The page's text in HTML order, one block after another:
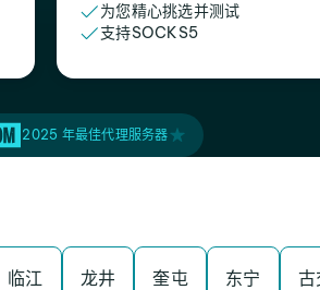
为您精心挑选并测试
支持SOCKS5
2025 年最佳代理服务器
临江 龙井 奎屯 东宁 古